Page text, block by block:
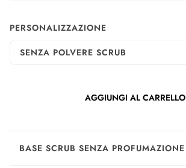
PERSONALIZZAZIONE
SENZA POLVERE SCRUB
AGGIUNGI AL CARRELLO
BASE SCRUB SENZA PROFUMAZIONE